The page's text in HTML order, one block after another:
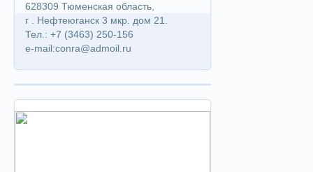
628309 Тюменская область,
г . Нефтеюганск 3 мкр. дом 21.
Тел.: +7 (3463) 250-156
e-mail:conra@admoil.ru